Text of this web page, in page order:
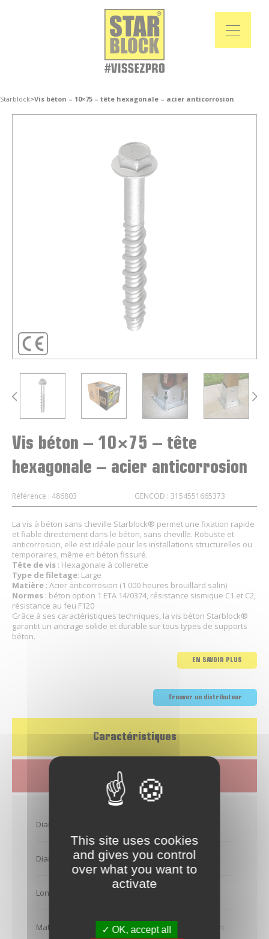
Starblock>Vis béton – 10×75 – tête hexagonale – acier anticorrosion
Vis béton – 10×75 – tête
hexagonale – acier anticorrosion
Référence : 486803 GENCOD : 3154551665373
La vis à béton sans cheville Starblock® permet une fixation rapide
et fiable directement dans le béton, sans cheville. Robuste et
anticorrosion, elle est idéale pour les installations structurelles ou
temporaires, même en béton fissuré.
Tête de vis : Hexagonale à collerette
Type de filetage: Large
Matière : Acier anticorrosion (1 000 heures brouillard salin)
Normes : béton option 1 ETA 14/0374, résistance sismique C1 et C2,
résistance au feu F120
Grâce à ses caractéristiques techniques, la vis béton Starblock®
garantit un ancrage solide et durable sur tous types de supports
béton.
EN SAVOIR PLUS
Trouver un distributeur
Caractéristiques
Télécharger la fiche produit
Diamètre de perçage
Diamètre de filetage 12.5
Longueur
Matière Acier traité anticorrosion
This site uses cookies
and gives you control
over what you want to
activate
✓ OK, accept all